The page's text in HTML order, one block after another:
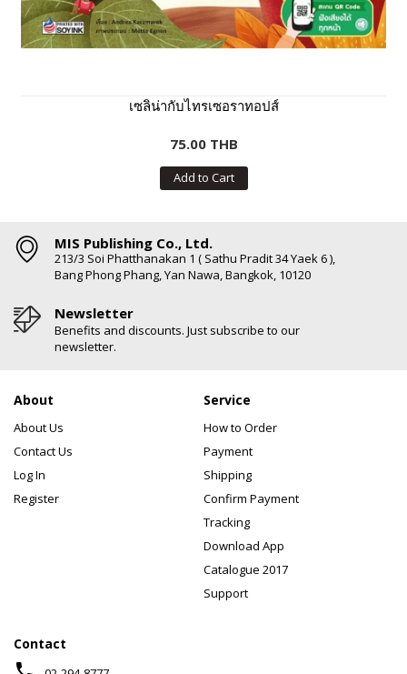
เซลิน่ากับไทรเซอราทอปส์
75.00 THB
Add to Cart
MIS Publishing Co., Ltd.
213/3 Soi Phatthanakan 1 ( Sathu Pradit 34 Yaek 6 ),
Bang Phong Phang, Yan Nawa, Bangkok, 10120
Newsletter
Benefits and discounts. Just subscribe to our
newsletter.
About
About Us
Contact Us
Log In
Register
Service
How to Order
Payment
Shipping
Confirm Payment
Tracking
Download App
Catalogue 2017
Support
Contact